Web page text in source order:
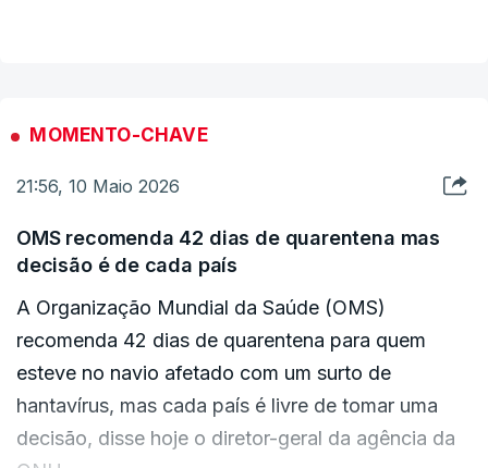
As pessoas foram retiradas desde madrugada por
segurança para conter qualquer risco de contágio,
Espanha.
ESTE CONTEÚDO ESTÁ NESTE MOMENTO
INDISPONÍVEL
MOMENTO-CHAVE
21:56, 10 Maio 2026
OMS recomenda 42 dias de quarentena mas
decisão é de cada país
A Organização Mundial da Saúde (OMS)
recomenda 42 dias de quarentena para quem
esteve no navio afetado com um surto de
hantavírus, mas cada país é livre de tomar uma
decisão, disse hoje o diretor-geral da agência da